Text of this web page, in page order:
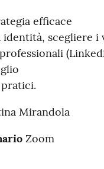
efficace
scegliere i
Mirandola
Zoom